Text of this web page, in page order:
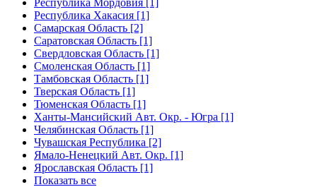
Республика Мордовия [1]
Республика Хакасия [1]
Самарская Область [2]
Саратовская Область [1]
Свердловская Область [1]
Смоленская Область [1]
Тамбовская Область [1]
Тверская Область [1]
Тюменская Область [1]
Ханты-Мансийский Авт. Окр. - Югра [1]
Челябинская Область [1]
Чувашская Республика [2]
Ямало-Ненецкий Авт. Окр. [1]
Ярославская Область [1]
Показать все